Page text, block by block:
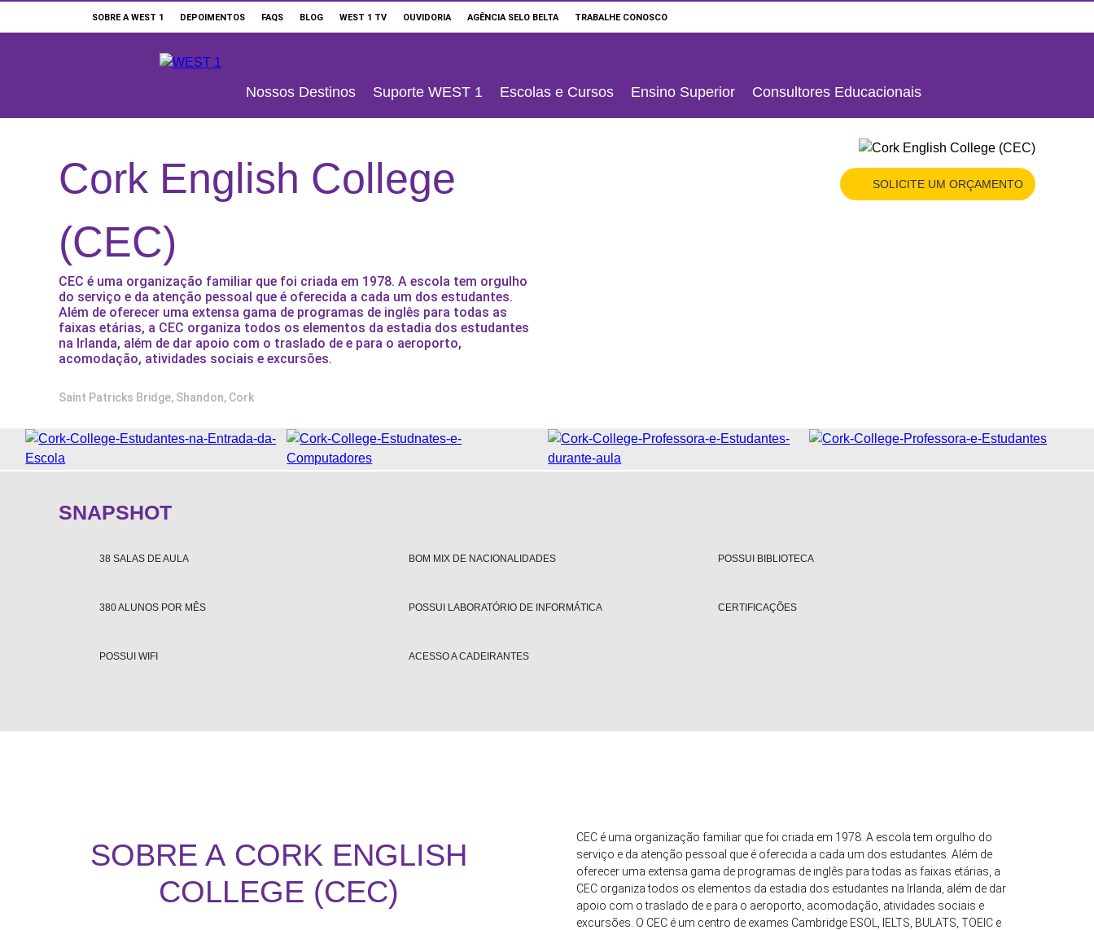
SOBRE A WEST 1 DEPOIMENTOS FAQS BLOG WEST 1 TV OUVIDORIA AGÊNCIA SELO BELTA TRABALHE CONOSCO
Nossos Destinos Suporte WEST 1 Escolas e Cursos Ensino Superior Consultores Educacionais
SOLICITE UM ORÇAMENTO
X
SUPORTE WEST 1
PROMOÇÕES
CONSULTORES EDUCACIONAIS
SOBRE A WEST 1
FAQS
WEST 1 TV
OUVIDORIA
AGÊNCIA SELO BELTA
DEPOIMENTOS
Cork English College
(CEC)
CEC é uma organização familiar que foi criada em 1978. A escola tem orgulho
do serviço e da atenção pessoal que é oferecida a cada um dos estudantes.
Além de oferecer uma extensa gama de programas de inglês para todas as
faixas etárias, a CEC organiza todos os elementos da estadia dos estudantes
na Irlanda, além de dar apoio com o traslado de e para o aeroporto,
acomodação, atividades sociais e excursões.
Saint Patricks Bridge, Shandon, Cork
SNAPSHOT
38 SALAS DE AULA BOM MIX DE NACIONALIDADES POSSUI BIBLIOTECA
380 ALUNOS POR MÊS POSSUI LABORATÓRIO DE INFORMÁTICA CERTIFICAÇÕES
POSSUI WIFI ACESSO A CADEIRANTES
SOBRE ACORK ENGLISH
COLLEGE (CEC)
CEC é uma organização familiar que foi criada em 1978. A escola tem orgulho do
serviço e da atenção pessoal que é oferecida a cada um dos estudantes. Além de
oferecer uma extensa gama de programas de inglês para todas as faixas etárias, a
CEC organiza todos os elementos da estadia dos estudantes na Irlanda, além de dar
apoio com o traslado de e para o aeroporto, acomodação, atividades sociais e
excursões. O CEC é um centro de exames Cambridge ESOL, IELTS, BULATS, TOEIC e